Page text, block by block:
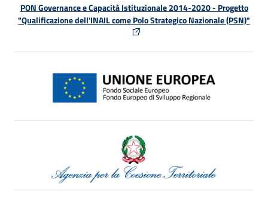
PON Governance e Capacità Istituzionale 2014-2020 - Progetto
"Qualificazione dell'INAIL come Polo Strategico Nazionale (PSN)"